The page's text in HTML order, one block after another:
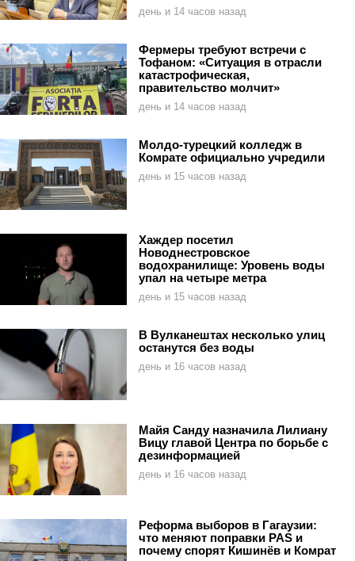
день и 14 часов назад
Фермеры требуют встречи с
Тофаном: «Ситуация в отрасли
катастрофическая,
правительство молчит»
день и 14 часов назад
Молдо-турецкий колледж в
Комрате официально учредили
день и 15 часов назад
Хаждер посетил
Новоднестровское
водохранилище: Уровень воды
упал на четыре метра
день и 15 часов назад
В Вулканештах несколько улиц
останутся без воды
день и 16 часов назад
Майя Санду назначила Лилиану
Вицу главой Центра по борьбе с
дезинформацией
день и 16 часов назад
Реформа выборов в Гагаузии:
что меняют поправки PAS и
почему спорят Кишинёв и Комрат